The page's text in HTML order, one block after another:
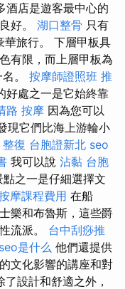
酒店是遊客最中心的
好。 湖口整骨 只有
旅行。 下層甲板具
有限，而上層甲板為
。 按摩師證照班 推
好處之一是它始終靠
路 按摩 因為您可以
現它們比海上游輪小
整復 台胞證新北 seo
我可以說 沾黏 台胞
之一是仔細選擇文
摩課程費用 在船
樂和布魯斯，這些爵
流派。 台中刮痧推
seo是什么 他們還提供
文化影響的講座和對
了設計和舒適之外，